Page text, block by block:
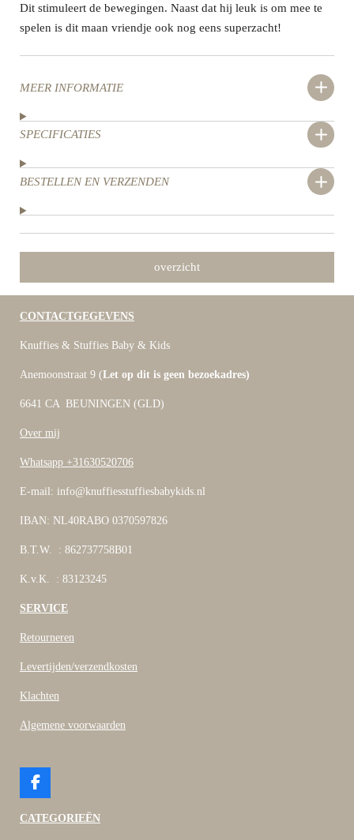
Dit stimuleert de bewegingen. Naast dat hij leuk is om mee te
spelen is dit maan vriendje ook nog eens superzacht!
MEER INFORMATIE
SPECIFICATIES
BESTELLEN EN VERZENDEN
overzicht
CONTACTGEGEVENS
Knuffies & Stuffies Baby & Kids
Anemoonstraat 9 (Let op dit is geen bezoekadres)
6641 CA BEUNINGEN (GLD)
Over mij
Whatsapp +31630520706
E-mail: info@knuffiesstuffiesbabykids.nl
IBAN: NL40RABO 0370597826
B.T.W. : 862737758B01
K.v.K. : 83123245
SERVICE
Retourneren
Levertijden/verzendkosten
Klachten
Algemene voorwaarden
F
c
CATEGORIEËN